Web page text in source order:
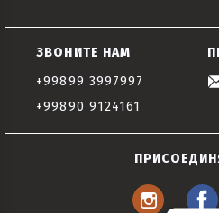
ЗВОНИТЕ НАМ
+99899 3997997
+99890 9124161